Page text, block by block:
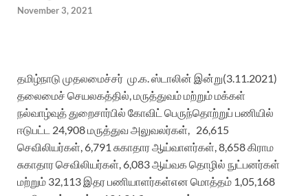
November 3, 2021
தமிழ்நாடு முதலமைச்சர் மு.க ஸ்டாலின் இன்று(3.11.2021)
தலைமைச் செயலகத்தில் மருத்துவம்மற்றும்மக்கள்
நல்வாழ்வுத்துறைசார்பில் கோவிட் பெருந்தொற்றுப் பணியில்
ஈடுபட்ட
24 908மருத்துவ அலுவலர்கள், 26 615
செவிலியர்கள், 6 791 சுகாதார ஆய்வாளர்கள், 8 658கிராம
சுகாதார செவிலியர்கள் 6,083ஆய்வகதொழில் நுட்பனர்கள்
மற்றும் 32,113 இதரபணியாளர்கள்என மொத்தம் 1,05,168